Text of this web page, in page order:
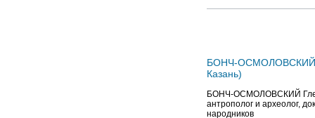
БОНЧ-ОСМОЛОВСКИЙ
Казань)
БОНЧ-ОСМОЛОВСКИЙ Глеб
антрополог и археолог,
народников